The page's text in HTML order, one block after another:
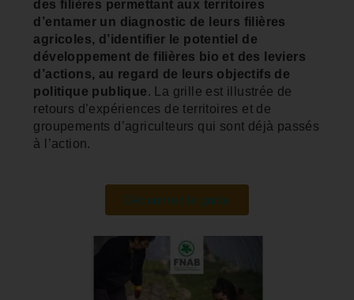
des filières permettant aux territoires
d’entamer un diagnostic de leurs filières
agricoles, d’identifier le potentiel de
développement de filières bio et des leviers
d’actions, au regard de leurs objectifs de
politique publique . La grille est illustrée de
retours d’expériences de territoires et de
groupements d’agriculteurs qui sont déjà passés
à l’action.
Découvrez le guide